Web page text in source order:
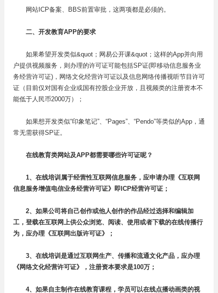
网站ICP备案、BBS前置审批，这两项都是必须的。
二、开发教育APP的要求
如果希望开发类似&quot；网易公开课&quot；这样的App并向用
户提供视频服务，则办理的许可证可能包括SP证(即移动信息服务业
务经营许可证)，网络文化经营许可证以及信息网络传播视听节目许可
证（目前仅对国有企业或国有控股企业开放，且视频类的注册资本不
能低于人民币2000万）；
如果想开发类似“印象笔记”、“Pages”、“Pendo”等类似的App，通
常无需获得SP证。
在线教育类网站及APP都需要哪些许可证呢？
1、在线培训属于经营性互联网信息服务，应申请办理《互联网
信息服务增值电信业务经营许可证》即ICP经营许可证；
2、如果公司将自己创作或他人创作的作品经过选择和编辑加
工，登载在互联网上供公众浏览、阅读、使用或者下载的在线传播行
为，应办理《互联网出版许可证》；
3、在线培训是通过互联网生产、传播和流通文化产品，应办理
《网络文化经营许可证》，注册资本要求是100万；
4、如果自主制作在线教育课程，学员可以在线点播动画类的视